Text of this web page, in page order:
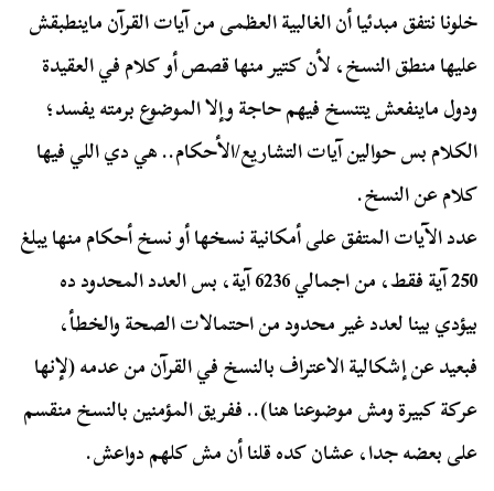
خلونا نتفق مبدئيا أن الغالبية العظمى من آيات القرآن ماينطبقش
عليها منطق النسخ، لأن كتير منها قصص أو كلام في العقيدة
ودول ماينفعش يتنسخ فيهم حاجة وإلا الموضوع برمته يفسد؛
الكلام بس حوالين آيات التشاريع/الأحكام.. هي دي اللي فيها
كلام عن النسخ.
عدد الآيات المتفق على أمكانية نسخها أو نسخ أحكام منها يبلغ
250 آية فقط، من اجمالي 6236 آية، بس العدد المحدود ده
بيؤدي بينا لعدد غير محدود من احتمالات الصحة والخطأ،
فبعيد عن إشكالية الاعتراف بالنسخ في القرآن من عدمه (لإنها
عركة كبيرة ومش موضوعنا هنا).. ففريق المؤمنين بالنسخ منقسم
على بعضه جدا، عشان كده قلنا أن مش كلهم دواعش.